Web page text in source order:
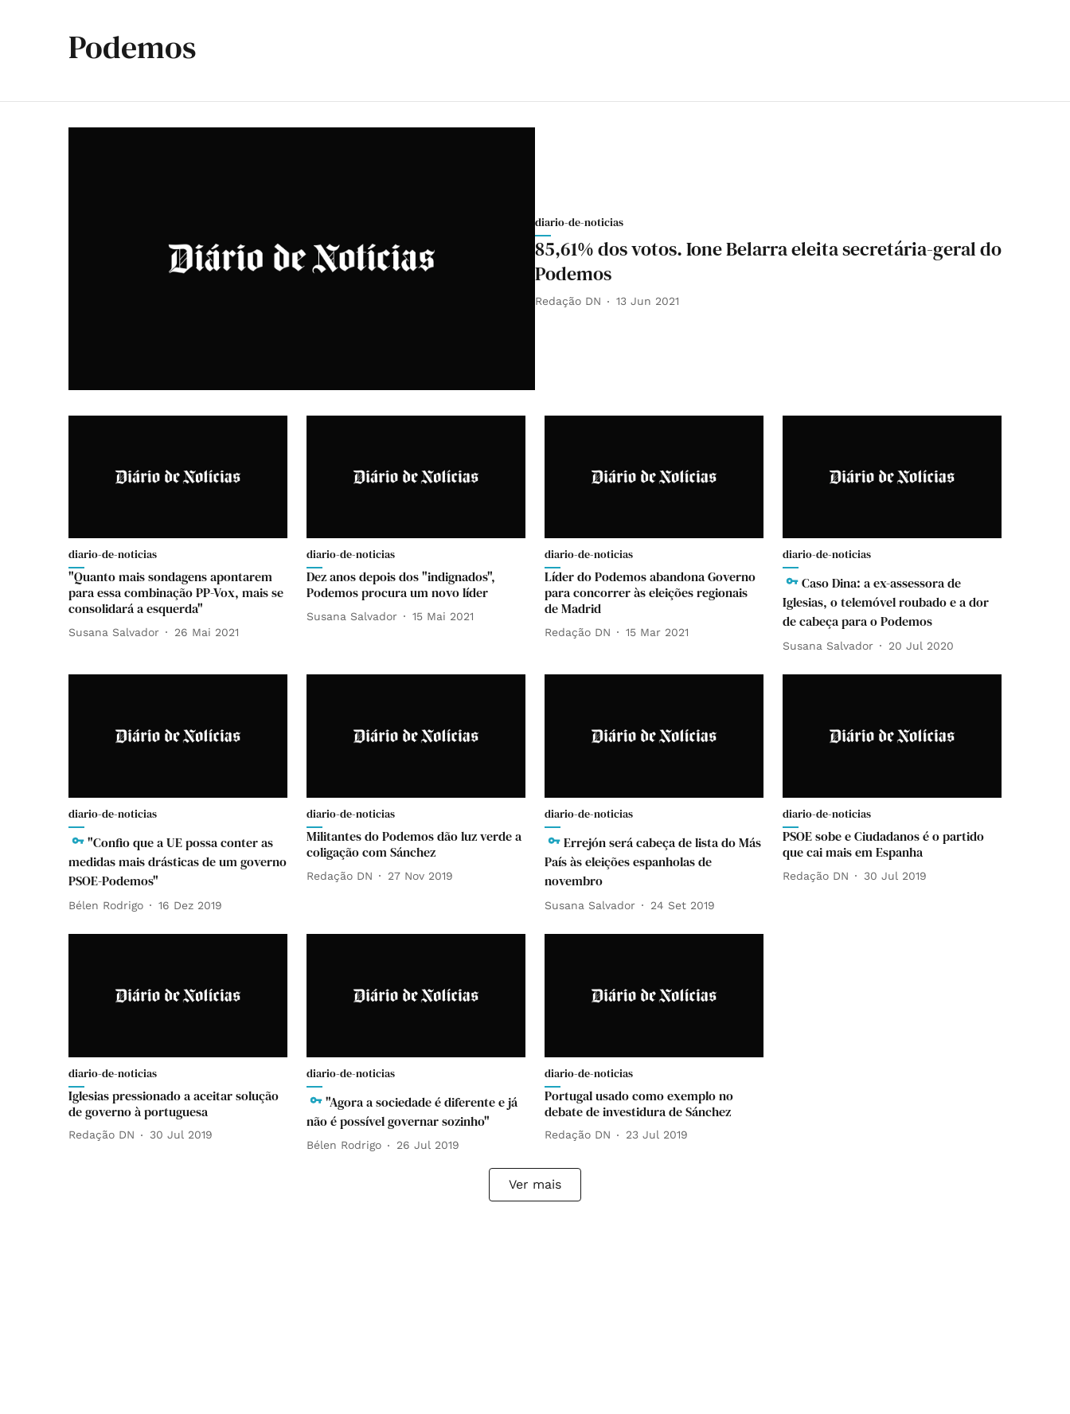
Podemos
diario-de-noticias
85,61% dos votos. Ione Belarra eleita secretária-geral do
Podemos
Redação DN 13 Jun 2021
diario-de-noticias
"Quanto mais sondagens apontarem
para essa combinação PP-Vox, mais se
consolidará a esquerda"
Susana Salvador 26 Mai 2021
diario-de-noticias
Dez anos depois dos "indignados",
Podemos procura um novo líder
Susana Salvador 15 Mai 2021
diario-de-noticias
Líder do Podemos abandona Governo
para concorrer às eleições regionais
de Madrid
Redação DN 15 Mar 2021
diario-de-noticias
Caso Dina: a ex-assessora de
Iglesias, o telemóvel roubado e a dor
de cabeça para o Podemos
Susana Salvador 20 Jul 2020
diario-de-noticias
"Confio que a UE possa conter as
medidas mais drásticas de um governo
PSOE-Podemos"
Bélen Rodrigo 16 Dez 2019
diario-de-noticias
Militantes do Podemos dão luz verde a
coligação com Sánchez
Redação DN 27 Nov 2019
diario-de-noticias
Errejón será cabeça de lista do Más
País às eleições espanholas de
novembro
Susana Salvador 24 Set 2019
diario-de-noticias
PSOE sobe e Ciudadanos é o partido
que cai mais em Espanha
Redação DN 30 Jul 2019
diario-de-noticias
Iglesias pressionado a aceitar solução
de governo à portuguesa
Redação DN 30 Jul 2019
diario-de-noticias
"Agora a sociedade é diferente e já
não é possível governar sozinho"
Bélen Rodrigo 26 Jul 2019
diario-de-noticias
Portugal usado como exemplo no
debate de investidura de Sánchez
Redação DN 23 Jul 2019
Ver mais